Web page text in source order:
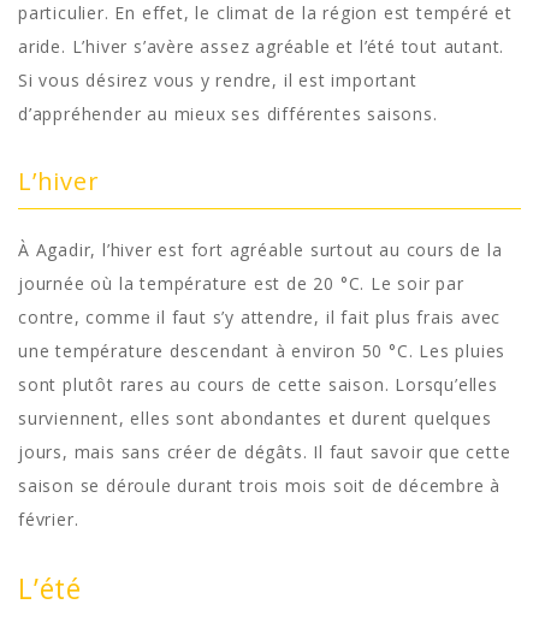
particulier. En effet, le climat de la région est tempéré et
aride. L’hiver s’avère assez agréable et l’été tout autant.
Si vous désirez vous y rendre, il est important
d’appréhender au mieux ses différentes saisons.
L’hiver
À Agadir, l’hiver est fort agréable surtout au cours de la
journée où la température est de 20 °C. Le soir par
contre, comme il faut s’y attendre, il fait plus frais avec
une température descendant à environ 50 °C. Les pluies
sont plutôt rares au cours de cette saison. Lorsqu’elles
surviennent, elles sont abondantes et durent quelques
jours, mais sans créer de dégâts. Il faut savoir que cette
saison se déroule durant trois mois soit de décembre à
février.
L’été